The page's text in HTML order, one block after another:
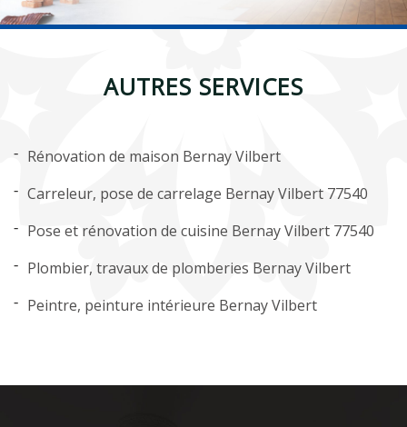
AUTRES SERVICES
Rénovation de maison Bernay Vilbert
Carreleur, pose de carrelage Bernay Vilbert 77540
Pose et rénovation de cuisine Bernay Vilbert 77540
Plombier, travaux de plomberies Bernay Vilbert
Peintre, peinture intérieure Bernay Vilbert